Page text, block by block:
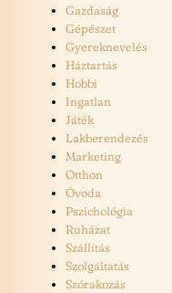
Gazdaság
Gépészet
Gyereknevelés
Háztartás
Hobbi
Ingatlan
Játék
Lakberendezés
Marketing
Otthon
Óvoda
Pszichológia
Ruházat
Szállítás
Szolgáltatás
Szórakozás